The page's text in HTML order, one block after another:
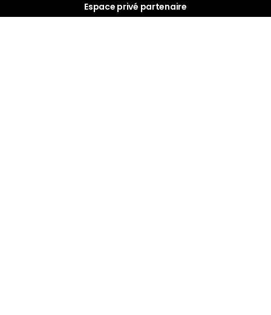
Espace privé partenaire